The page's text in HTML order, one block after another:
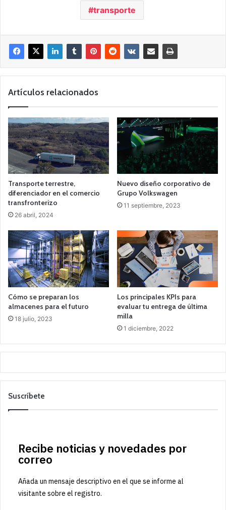
transporte
Artículos relacionados
Transporte terrestre,
diferenciador en el comercio
transfronterizo
26 abril, 2024
Nuevo diseño corporativo de
Grupo Volkswagen
11 septiembre, 2023
Cómo se preparan los
almacenes para el futuro
18 julio, 2023
Los principales KPIs para
evaluar tu entrega de última
milla
1 diciembre, 2022
Suscríbete
Recibe noticias y novedades por
correo
Añada un mensaje descriptivo en el que se informe al
visitante sobre el registro.